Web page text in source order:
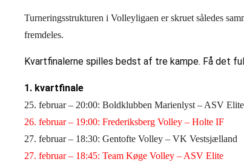
Turneringsstrukturen i Volleyligaen er skruet således
fremdeles.
Kvartfinalerne spilles bedst af tre kampe. Få det
1. kvartfinale
25. februar – 20:00: Boldklubben Marienlyst – ASV Elite
26. februar – 19:00: Frederiksberg Volley – Holte IF
27. februar – 18:30: Gentofte Volley – VK Vestsjælland
27. februar – 18:45: Team Køge Volley – ASV Elite